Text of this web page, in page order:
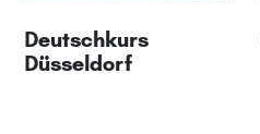
Deutschkurs
Düsseldorf